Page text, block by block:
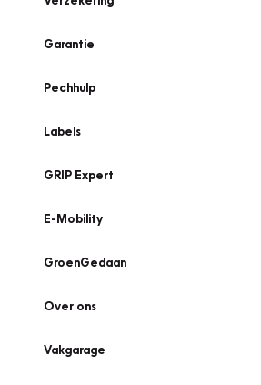
Garantie
Pechhulp
Labels
GRIP Expert
E-Mobility
GroenGedaan
Over ons
Vakgarage